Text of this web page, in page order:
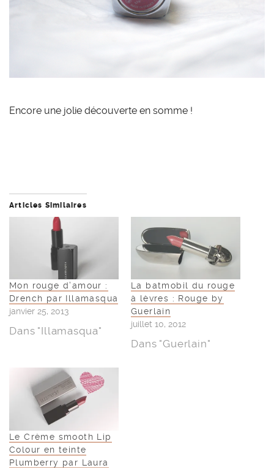
Encore une jolie découverte en somme !
Articles Similaires
Mon rouge d’amour :
Drench par Illamasqua
janvier 25, 2013
Dans "Illamasqua"
La batmobil du rouge
à lèvres : Rouge by
Guerlain
juillet 10, 2012
Dans "Guerlain"
Le Crème smooth Lip
Colour en teinte
Plumberry par Laura